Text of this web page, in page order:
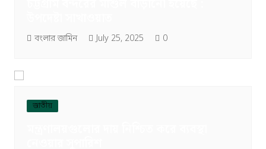
বংলার জামিন July 25, 2025 0
জাতীয়